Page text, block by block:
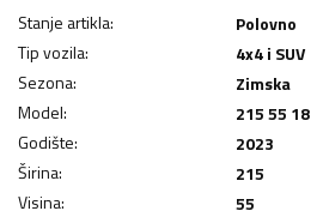
Stanje artikla:
Polovno
Tip vozila:
4x4 i SUV
Sezona:
Zimska
Model:
215 55 18
Godište:
2023
Širina:
215
Visina:
55